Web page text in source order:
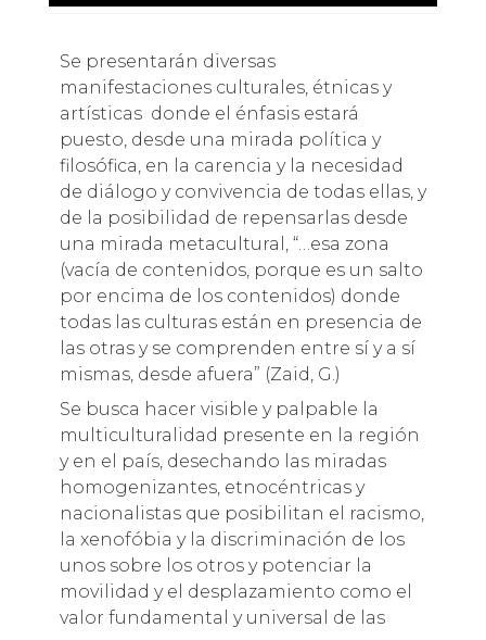
Se presentarán diversas
manifestaciones culturales, étnicas y
artísticas donde el énfasis estará
puesto, desde una mirada política y
filosófica, en la carencia y la necesidad
de diálogo y convivencia de todas ellas, y
de la posibilidad de repensarlas desde
una mirada metacultural, “…esa zona
(vacía de contenidos, porque es un salto
por encima de los contenidos) donde
todas las culturas están en presencia de
las otras y se comprenden entre sí y a sí
mismas, desde afuera” (Zaid, G.)
Se busca hacer visible y palpable la
multiculturalidad presente en la región
y en el país, desechando las miradas
homogenizantes, etnocéntricas y
nacionalistas que posibilitan el racismo,
la xenofóbia y la discriminación de los
unos sobre los otros y potenciar la
movilidad y el desplazamiento como el
valor fundamental y universal de las